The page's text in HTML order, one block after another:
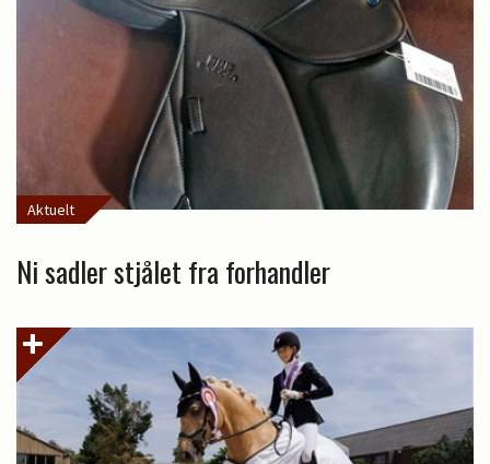
Aktuelt
Ni sadler stjålet fra forhandler